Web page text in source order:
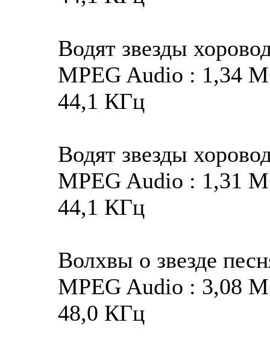
Водят звезды
MPEG Audio : 1,34
44,1 КГц
Водят звезды
MPEG Audio : 1,31
44,1 КГц
Волхвы о звезде
MPEG Audio : 3,08
48,0 КГц